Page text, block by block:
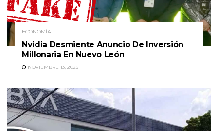
ECONOMÍA
Nvidia Desmiente Anuncio De Inversión
Millonaria En Nuevo León
NOVIEMBRE 13, 2025